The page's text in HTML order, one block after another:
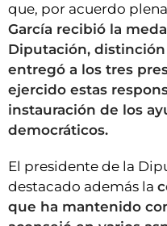
que, por acuerdo
García recibió la
Diputación,
entregó a los tres
ejercido estas
instauración de los
democráticos.
El presidente de la
destacado además la
que ha mantenido